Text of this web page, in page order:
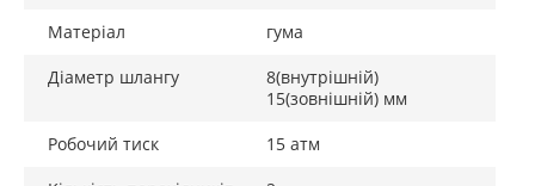
Матеріал
гума
Діаметр шлангу
8(внутрішній)
15(зовнішній) мм
Робочий тиск
15 атм